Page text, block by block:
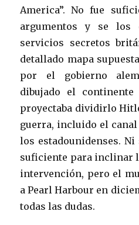
America”. No fue
argumentos y se
servicios secretos
detallado mapa
por el gobierno
dibujado el
proyectaba dividirlo
guerra, incluido el canal
los estadounidenses.
suficiente para inclinar
intervención, pero el
a Pearl Harbour en
todas las dudas.